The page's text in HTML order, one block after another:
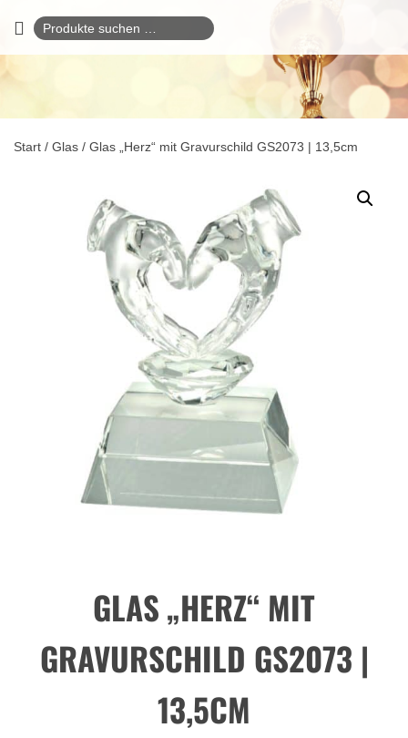
Suchen
nach:
Start / Glas / Glas „Herz“ mit Gravurschild GS2073 | 13,5cm
GLAS „HERZ“ MIT
GRAVURSCHILD GS2073 |
13,5CM